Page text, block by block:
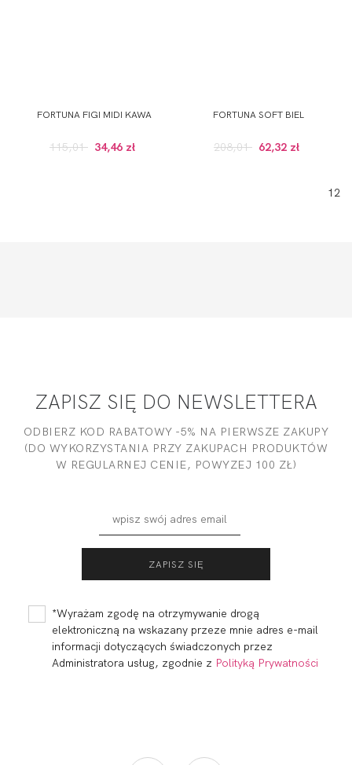
FORTUNA FIGI MIDI KAWA
115,01 34,46 zł
FORTUNA SOFT BIEL
208,01 62,32 zł
1 2
ZAPISZ SIĘ DO NEWSLETTERA
ODBIERZ KOD RABATOWY -5% NA PIERWSZE ZAKUPY
(DO WYKORZYSTANIA PRZY ZAKUPACH PRODUKTÓW
W REGULARNEJ CENIE, POWYZEJ 100 ZŁ)
*Wyrażam zgodę na otrzymywanie drogą
elektroniczną na wskazany przeze mnie adres e-mail
informacji dotyczących świadczonych przez
Administratora usług, zgodnie z Polityką Prywatności